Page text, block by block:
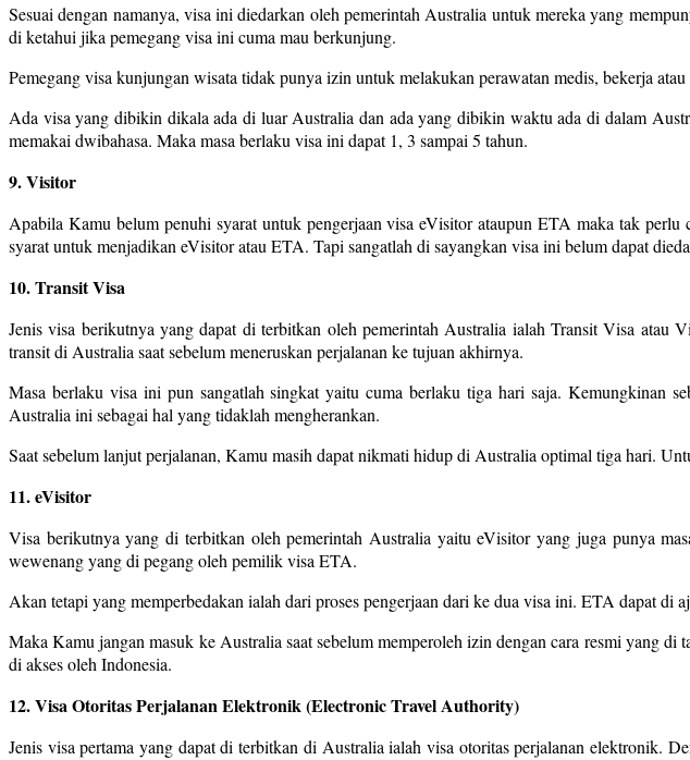
Sesuai dengan namanya, visa ini diedarkan oleh pemerintah Australia untuk mereka yang
di ketahui jika pemegang visa ini cuma mau berkunjung.
Pemegang visa kunjungan wisata tidak punya izin untuk melakukan perawatan medis, bekerja
Ada visa yang dibikin dikala ada di luar Australia dan ada yang dibikin waktu ada di dalam
memakai dwibahasa. Maka masa berlaku visa ini dapat 1, 3 sampai 5 tahun.
9. Visitor
Apabila Kamu belum penuhi syarat untuk pengerjaan visa eVisitor ataupun ETA maka tak
syarat untuk menjadikan eVisitor atau ETA. Tapi sangatlah di sayangkan visa ini belum dapat
10. Transit Visa
Jenis visa berikutnya yang dapat di terbitkan oleh pemerintah Australia ialah Transit Visa atau
transit di Australia saat sebelum meneruskan perjalanan ke tujuan akhirnya.
Masa berlaku visa ini pun sangatlah singkat yaitu cuma berlaku tiga hari saja. Kemungkinan
Australia ini sebagai hal yang tidaklah mengherankan.
Saat sebelum lanjut perjalanan, Kamu masih dapat nikmati hidup di Australia optimal tiga hari.
11. eVisitor
Visa berikutnya yang di terbitkan oleh pemerintah Australia yaitu eVisitor yang juga punya
wewenang yang di pegang oleh pemilik visa ETA.
Akan tetapi yang memperbedakan ialah dari proses pengerjaan dari ke dua visa ini. ETA dapat
Maka Kamu jangan masuk ke Australia saat sebelum memperoleh izin dengan cara resmi yang
di akses oleh Indonesia.
12. Visa Otoritas Perjalanan Elektronik (Electronic Travel Authority)
Jenis visa pertama yang dapat di terbitkan di Australia ialah visa otoritas perjalanan elektronik.